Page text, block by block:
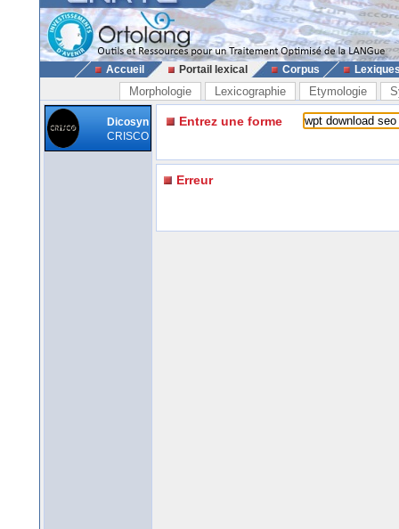
Accueil Portail lexical Corpus
Morphologie Lexicographie Etymologie
Dicosyn
CRISCO
Entrez une forme
Erreur